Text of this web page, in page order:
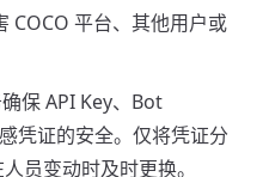
COCO 平台、其他用户或
保 API Key、Bot
凭证的安全。仅将凭证分
员变动时及时更换。